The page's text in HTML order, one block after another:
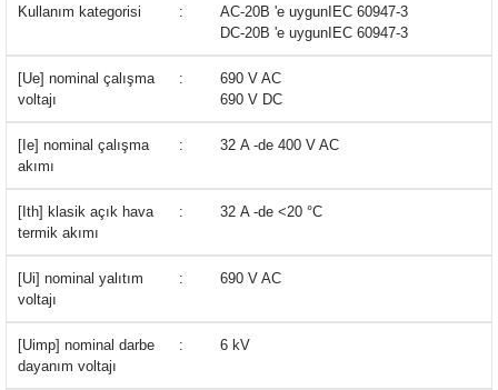
Kullanım kategorisi :
AC-20B 'e uygunIEC 60947-3
DC-20B 'e uygunIEC 60947-3
[Ue] nominal çalışma
voltajı
:
690 V AC
690 V DC
[Ie] nominal çalışma
akımı
: 32 A -de 400 V AC
[Ith] klasik açık hava
termik akımı
: 32 A -de <20 °C
[Ui] nominal yalıtım
voltajı
: 690 V AC
[Uimp] nominal darbe
dayanım voltajı
: 6 kV